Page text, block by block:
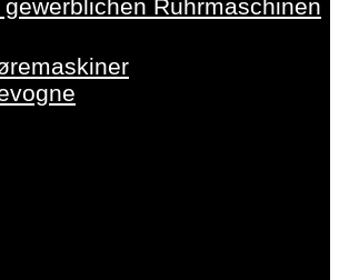
gewerblichen Rührmaschinen